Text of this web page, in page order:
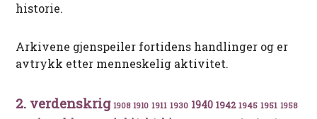
historie.
Arkivene gjenspeiler fortidens handlinger og er
avtrykk etter menneskelig aktivitet.
2. verdenskrig 1908 1910 1911 1930 1940 1942 1945 1951 1958